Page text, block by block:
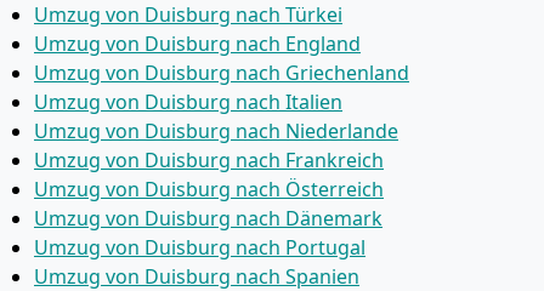
Umzug von Duisburg nach Türkei
Umzug von Duisburg nach England
Umzug von Duisburg nach Griechenland
Umzug von Duisburg nach Italien
Umzug von Duisburg nach Niederlande
Umzug von Duisburg nach Frankreich
Umzug von Duisburg nach Österreich
Umzug von Duisburg nach Dänemark
Umzug von Duisburg nach Portugal
Umzug von Duisburg nach Spanien